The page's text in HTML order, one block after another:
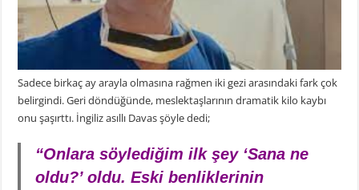
Sadece birkaç ay arayla olmasına rağmen iki gezi arasındaki fark çok
belirgindi. Geri döndüğünde, meslektaşlarının dramatik kilo kaybı
onu şaşırttı. İngiliz asıllı Davas şöyle dedi;
“Onlara söylediğim ilk şey ‘Sana ne
oldu?’ oldu. Eski benliklerinin